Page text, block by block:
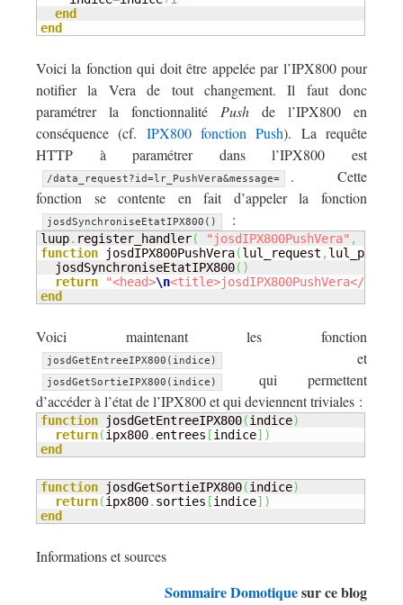
end
end
Voici la fonction qui doit être appelée par l’IPX800 pour
notifier la Vera de tout changement. Il faut donc
paramétrer la fonctionnalité Push de l’IPX800 en
conséquence (cf. IPX800 fonction Push). La requête
HTTP à paramétrer dans l’IPX800 est
/data_request?id=lr_PushVera&message=
. Cette
fonction se contente en fait d’appeler la fonction
josdSynchroniseEtatIPX800() :
luup. register_handler( "josdIPX800PushVera" ,
function josdIPX800PushVera(lul_request ,
  josdSynchroniseEtatIPX800
( )
return
"<head>\n<title>josdIPX800PushVera</
end
Voici maintenant les fonction
josdGetEntreeIPX800(indice) et
josdGetSortieIPX800(indice)
qui permettent
d’accéder à l’état de l’IPX800 et qui deviennent triviales :
function josdGetEntreeIPX800(indice)
return(ipx800. entrees [indice] )
end
function josdGetSortieIPX800(indice)
return(ipx800. sorties [indice] )
end
Informations et sources
Sommaire Domotiquesur ce blog